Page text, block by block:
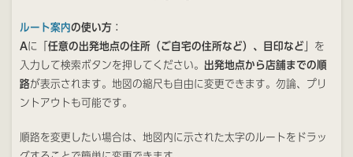
ルート案内の使い方 ：
Aに「任意の出発地点の住所（ご自宅の住所など）、目印など 」を
入力して検索ボタンを押してください。出発地点から店舗までの順
路が表示されます。地図の縮尺も自由に変更できます。勿論、プリ
ントアウトも可能です。
順路を変更したい場合は、地図内に示された太字のルートをドラッ